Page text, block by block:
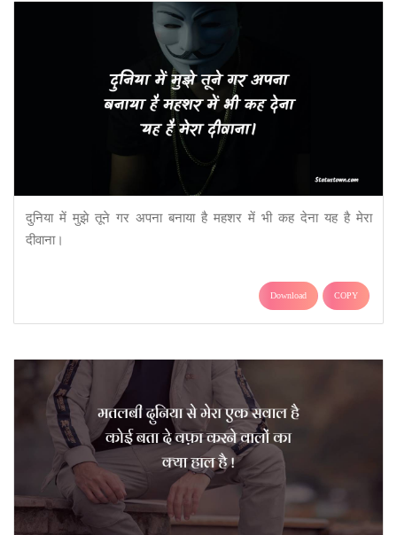
दुनिया में मुझे तूने गर अपना बनाया है महशर में भी कह देना यह है मेरा
दीवाना।
Download COPY